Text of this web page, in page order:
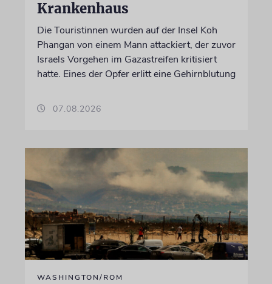
Krankenhaus
Die Touristinnen wurden auf der Insel Koh
Phangan von einem Mann attackiert, der zuvor
Israels Vorgehen im Gazastreifen kritisiert
hatte. Eines der Opfer erlitt eine Gehirnblutung
07.08.2026
WASHINGTON/ROM